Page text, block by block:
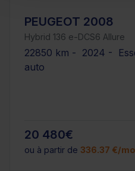
PEUGEOT 2008
Hybrid 136 e-DCS6 Allure
22850 km - 2024 -
auto
20 480€
ou à partir de 336.37 €/